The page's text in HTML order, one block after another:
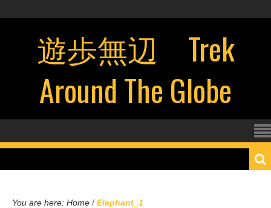
遊歩無辺 Trek
Around The Globe
You are here: Home / Elephant_1